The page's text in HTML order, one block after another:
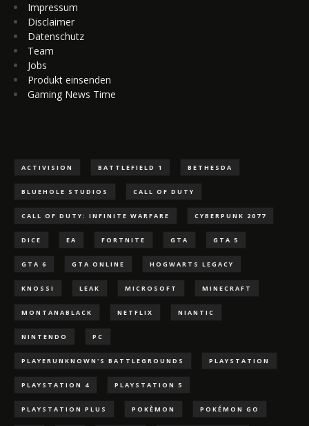
Impressum
Disclaimer
Datenschutz
Team
Jobs
Produkt einsenden
Gaming News Time
ACTIVISION BATTLEFIELD 1 BETHESDA
BLUEHOLE STUDIOS CALL OF DUTY
CALL OF DUTY: INFINITE WARFARE CYBERPUNK 2077
DICE EA FORTNITE GTA GTA 5
GTA 6 GTA ONLINE HOGWARTS LEGACY
KNOSSI LEAK MICROSOFT MINECRAFT
MONTANABLACK NETFLIX NIANTIC
NINTENDO PC
PLAYERUNKNOWN'S BATTLEGROUNDS PLAYSTATION
PLAYSTATION 4 PLAYSTATION 5
PLAYSTATION PLUS POKÈMON POKÉMON GO